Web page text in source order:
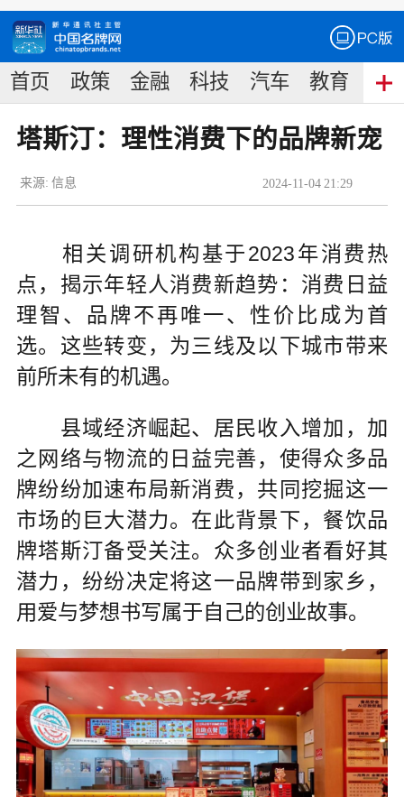
首页 政策 金融 科技 汽车 教育 食
塔斯汀：理性消费下的品牌新宠
2024-11-04 21:29
来源: 信息
相关调研机构基于2023年消费热
点，揭示年轻人消费新趋势：消费日益
理智、品牌不再唯一、性价比成为首
选。这些转变，为三线及以下城市带来
前所未有的机遇。
县域经济崛起、居民收入增加，加
之网络与物流的日益完善，使得众多品
牌纷纷加速布局新消费，共同挖掘这一
市场的巨大潜力。在此背景下，餐饮品
牌塔斯汀备受关注。众多创业者看好其
潜力，纷纷决定将这一品牌带到家乡，
用爱与梦想书写属于自己的创业故事。